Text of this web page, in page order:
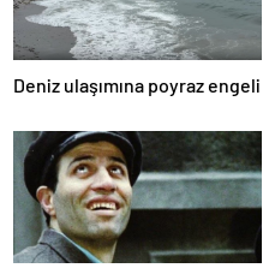
Deniz ulaşımına poyraz engeli